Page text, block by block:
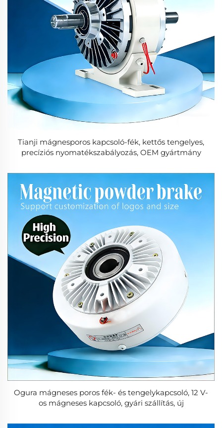
Tianji mágnesporos kapcsoló-fék, kettős tengelyes,
precíziós nyomatékszabályozás, OEM gyártmány
Ogura mágneses poros fék- és tengelykapcsoló, 12 V-
os mágneses kapcsoló, gyári szállítás, új